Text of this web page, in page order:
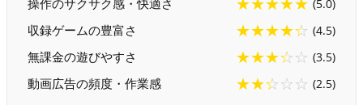
操作のサクサク感・快適さ (5.0)
収録ゲームの豊富さ ★★★★☆ (4.5)
無課金の遊びやすさ ★★★☆☆ (3.5)
動画広告の頻度・作業感 ★★☆☆☆ (2.5)